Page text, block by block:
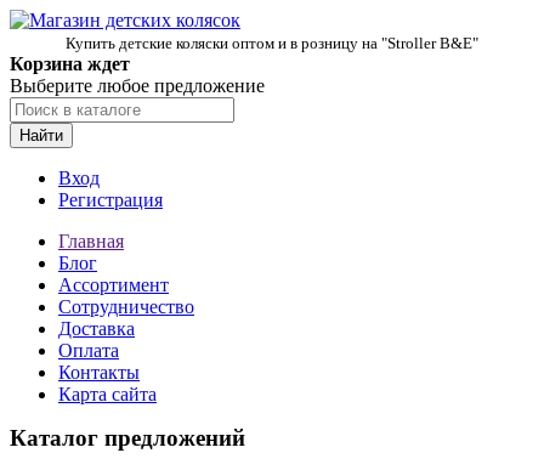
Купить детские коляски оптом и в розницу на "Stroller B&E"
Корзина ждет
Выберите любое предложение
Найти
Вход
Регистрация
Главная
Блог
Ассортимент
Сотрудничество
Доставка
Оплата
Контакты
Карта сайта
Каталог предложений